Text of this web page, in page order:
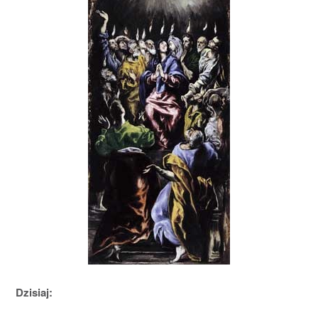
Dzisiaj: